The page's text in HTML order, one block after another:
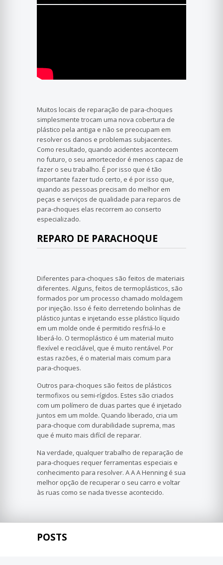
Muitos locais de reparação de para-choques
simplesmente trocam uma nova cobertura de
plástico pela antiga e não se preocupam em
resolver os danos e problemas subjacentes.
Como resultado, quando acidentes acontecem
no futuro, o seu amortecedor é menos capaz de
fazer o seu trabalho. É por isso que é tão
importante fazer tudo certo, e é por isso que,
quando as pessoas precisam do melhor em
peças e serviços de qualidade para reparos de
para-choques elas recorrem ao conserto
especializado.
REPARO DE PARACHOQUE
Diferentes para-choques são feitos de materiais
diferentes. Alguns, feitos de termoplásticos, são
formados por um processo chamado moldagem
por injeção. Isso é feito derretendo bolinhas de
plástico juntas e injetando esse plástico líquido
em um molde onde é permitido resfriá-lo e
liberá-lo. O termoplástico é um material muito
flexível e reciclável, que é muito rentável. Por
estas razões, é o material mais comum para
para-choques.
Outros para-choques são feitos de plásticos
termofixos ou semi-rígidos. Estes são criados
com um polímero de duas partes que é injetado
juntos em um molde. Quando liberado, cria um
para-choque com durabilidade suprema, mas
que é muito mais difícil de reparar.
Na verdade, qualquer trabalho de reparação de
para-choques requer ferramentas especiais e
conhecimento para resolver. A A A Henning é sua
melhor opção de recuperar o seu carro e voltar
às ruas como se nada tivesse acontecido.
POSTS